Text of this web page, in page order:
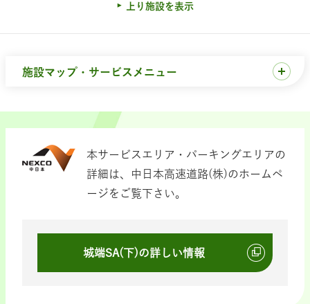
上り施設を表示
施設マップ・サービスメニュー
本サービスエリア・パーキングエリアの
詳細は、中日本高速道路(株)のホームペ
ージをご覧下さい。
城端SA(下)の詳しい情報